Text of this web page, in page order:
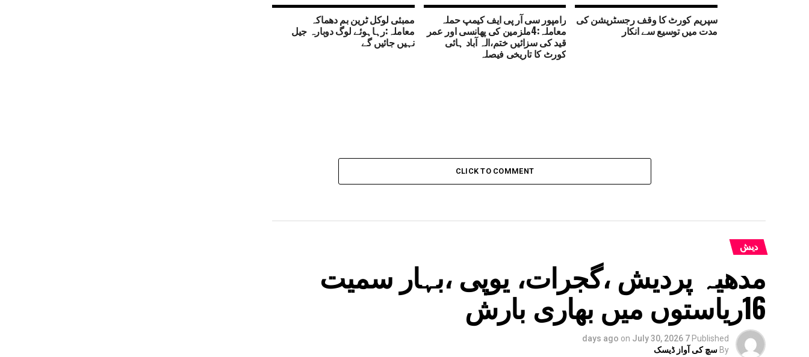
سپریم کورٹ کا وقف رجسٹریشن کی
مدت میں توسیع سے انکار
رامپور سی آر پی ایف کیمپ حملہ
معاملہ:4ملزمین کی پھانسی اور عمر
قید کی سزائیں ختم،الہ آباد ہائی
کورٹ کا تاریخی فیصلہ
ممبئی لوکل ٹرین بم دھماکہ
معاملہ:رہاہوئے لوگ دوبارہ جیل
نہیں جائیں گے
CLICK TO COMMENT
دیش
مدھیہ پردیش ،گجرات، یوپی ،بہار سمیت
16ریاستوں میں بھاری بارش
Published
7 days ago
on July 30, 2026
By سچ کی آواز ڈیسک